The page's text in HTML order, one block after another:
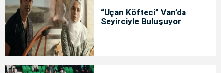
“Uçan Köfteci” Van’da
Seyirciyle Buluşuyor